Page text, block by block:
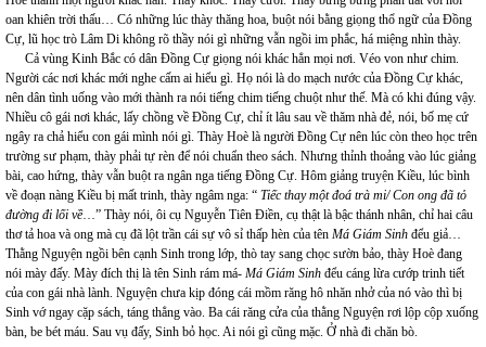
oan khiên trời thấu… Có những lúc thày thăng hoa, buột nói bằng giọng thổ ngữ của Đồng
Cự, lũ học trò Lâm Di không rõ thầy nói gì những vẫn ngồi im phắc, há miệng nhìn thày.
Cả vùng Kinh Bắc có dân Đồng Cự giọng nói khác hẳn mọi nơi. Véo von như chim.
Người các nơi khác mới nghe cấm ai hiểu gì. Họ nói là do mạch nước của Đồng Cự khác,
nên dân tình uống vào mới thành ra nói tiếng chim tiếng chuột như thế. Mà có khi đúng vậy.
Nhiều cô gái nơi khác, lấy chồng về Đồng Cự, chỉ ít lâu sau về thăm nhà đẻ, nói, bố mẹ cứ
ngây ra chả hiểu con gái mình nói gì. Thày Hoè là người Đồng Cự nên lúc còn theo học trên
trường sư phạm, thày phải tự rèn để nói chuẩn theo sách. Nhưng thỉnh thoảng vào lúc giảng
bài, cao hứng, thày vẫn buột ra ngân nga tiếng Đồng Cự. Hôm giảng truyện Kiều, lúc bình
về đoạn nàng Kiều bị mất trinh, thày ngâm nga: “ Tiếc thay một đoá trà mi/ Con ong đã tỏ
đường đi lối về…” Thày nói, ôi cụ Nguyễn Tiên Điền, cụ thật là bậc thánh nhân, chỉ hai câu
thơ tả hoa và ong mà cụ đã lột trần cái sự vô sỉ thấp hèn của tên Má Giám Sinh đểu giả…
Thằng Nguyện ngồi bên cạnh Sinh trong lớp, thò tay sang chọc sườn bảo, thày Hoè đang
nói mày đấy. Mày đích thị là tên Sinh rám má- Má Giám Sinh đểu cáng lừa cướp trinh tiết
của con gái nhà lành. Nguyện chưa kịp đóng cái mồm răng hô nhăn nhở của nó vào thì bị
Sinh vớ ngay cặp sách, táng thẳng vào. Ba cái răng cửa của thằng Nguyện rơi lộp cộp xuống
bàn, be bét máu. Sau vụ đấy, Sinh bỏ học. Ai nói gì cũng mặc. Ở nhà đi chăn bò.